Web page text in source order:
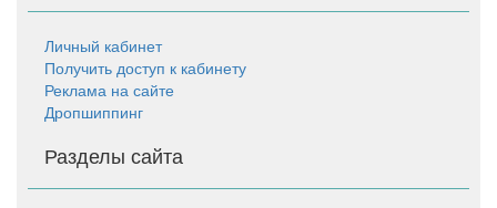
Личный кабинет
Получить доступ к кабинету
Реклама на сайте
Дропшиппинг
Разделы сайта